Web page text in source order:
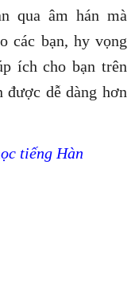
qua âm hán mà
các bạn, hy vọng
ích cho bạn trên
được dễ dàng hơn
tiếng Hàn